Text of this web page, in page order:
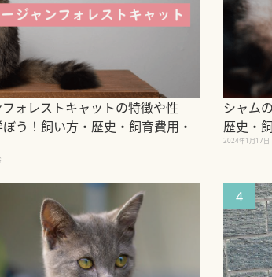
ォレストキャットの特徴や性
う！飼い方・歴史・飼育費用・
シャム
歴史・
2024年1月17日
4